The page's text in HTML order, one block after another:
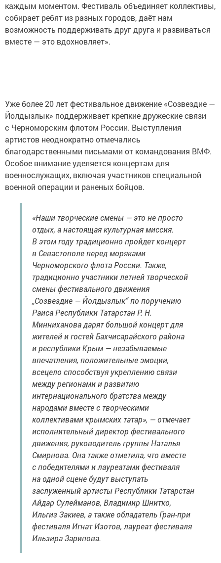
каждым моментом. Фестиваль объединяет коллективы,
собирает ребят из разных городов, даёт нам
возможность поддерживать друг друга и развиваться
вместе — это вдохновляет».
Уже более 20 лет фестивальное движение «Созвездие —
Йолдызлык» поддерживает крепкие дружеские связи
с Черноморским флотом России. Выступления
артистов неоднократно отмечались
благодарственными письмами от командования ВМФ.
Особое внимание уделяется концертам для
военнослужащих, включая участников специальной
военной операции и раненых бойцов.
«Наши творческие смены — это не просто
отдых, а настоящая культурная миссия.
В этом году традиционно пройдет концерт
в Севастополе перед моряками
Черноморского флота России. Также,
традиционно участники летней творческой
смены фестивального движения
„Созвездие — Йолдызлык“ по поручению
Раиса Республики Татарстан Р. Н.
Минниханова дарят большой концерт для
жителей и гостей Бахчисарайского района
и республики Крым — незабываемые
впечатления, положительные эмоции,
всецело способствуя укреплению связи
между регионами и развитию
интернационального братства между
народами вместе с творческими
коллективами крымских татар», — отмечает
исполнительный директор фестивального
движения, руководитель группы Наталья
Смирнова. Она также отметила, что вместе
с победителями и лауреатами фестиваля
на одной сцене будут выступать
заслуженный артисты Республики Татарстан
Айдар Сулейманов, Владимир Шнитко,
Ильгиз Закиев, а также обладатель Гран-при
фестиваля Игнат Изотов, лауреат фестиваля
Ильзира Зарипова.